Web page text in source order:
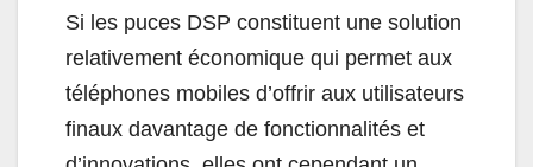
Si les puces DSP constituent une solution
relativement économique qui permet aux
téléphones mobiles d’offrir aux utilisateurs
finaux davantage de fonctionnalités et